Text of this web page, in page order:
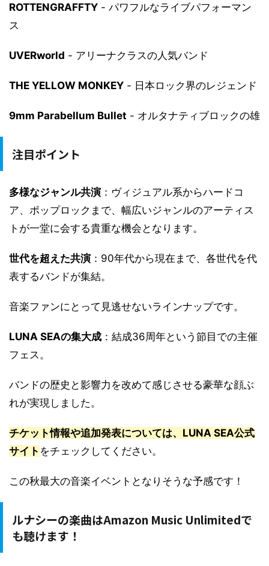
ROTTENGRAFFTY - パワフルなライブパフォーマン
ス
UVERworld - アリーナクラスの人気バンド
THE YELLOW MONKEY - 日本ロック界のレジェンド
9mm Parabellum Bullet - オルタナティブロックの雄
注目ポイント
多様なジャンル共演 ：ヴィジュアル系からハードコ
ア、ポップロックまで、幅広いジャンルのアーティス
トが一堂に会する貴重な機会となります。
世代を超えた共演 ：90年代から現在まで、各世代を代
表するバンドが集結。
音楽ファンにとって見逃せないラインナップです。
LUNA SEAの集大成 ：結成36周年という節目での主催
フェス。
バンドの歴史と影響力を改めて感じさせる豪華な顔ぶ
れが実現しました。
チケット情報や追加発表については、LUNA SEA公式
サイト をチェックしてください。
この秋最大の音楽イベントとなりそうな予感です！
ルナシーの楽曲はAmazon Music Unlimitedで
も聴けます！